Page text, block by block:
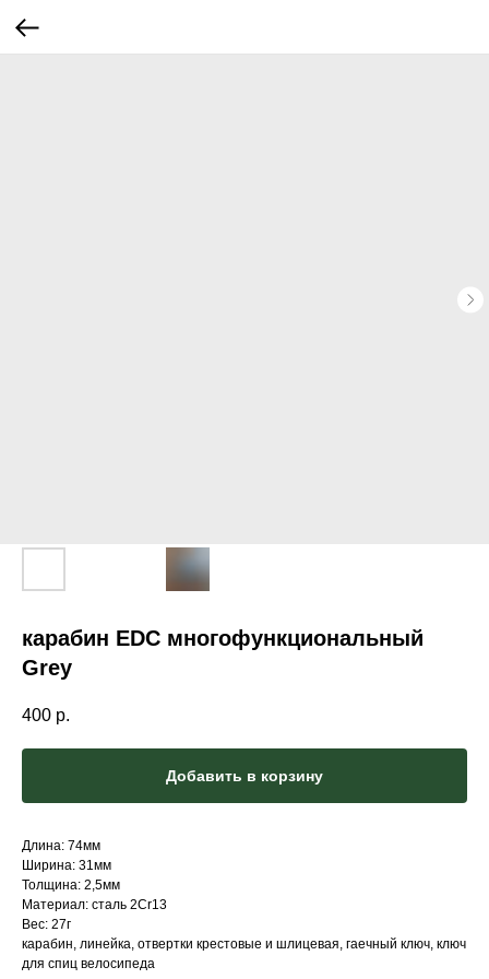
карабин EDC многофункциональный
Grey
400 р.
Добавить в корзину
Длина: 74мм
Ширина: 31мм
Толщина: 2,5мм
Материал: сталь 2Cr13
Вес: 27г
карабин, линейка, отвертки крестовые и шлицевая, гаечный ключ, ключ
для спиц велосипеда